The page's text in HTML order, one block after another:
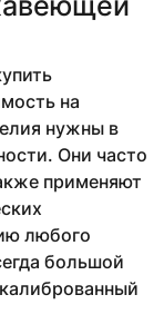
на
нужны в
Они часто
применяют
любого
большой